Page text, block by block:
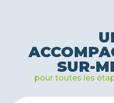
SUR-
pour toutes les